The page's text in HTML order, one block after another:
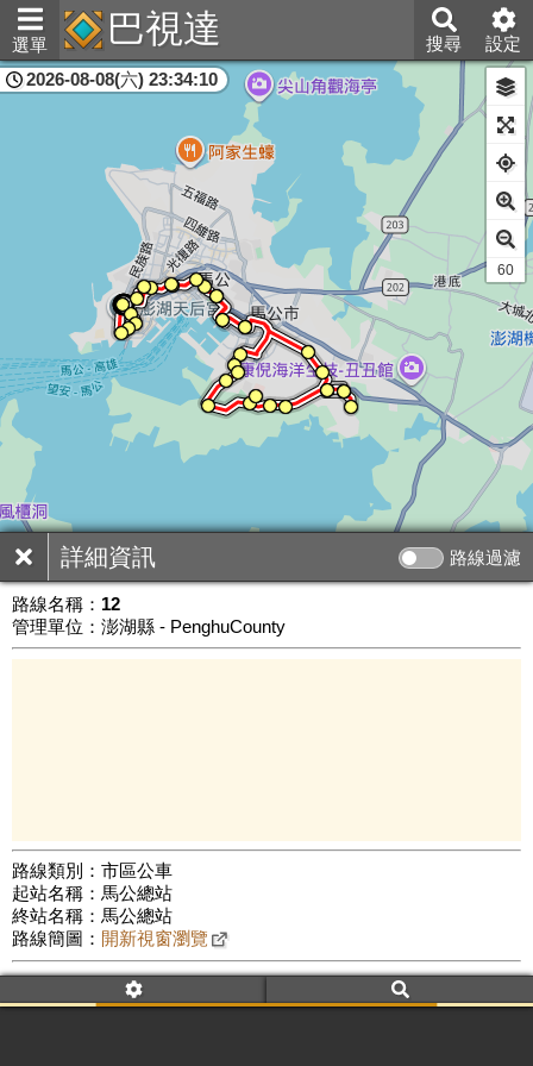
選單 巴視達 搜尋 設定
詳細資訊 路線過濾
路線名稱： 12
管理單位：澎湖縣 - PenghuCounty
路線類別：市區公車
起站名稱：馬公總站
終站名稱：馬公總站
路線簡圖： 開新視窗瀏覽
附屬名稱：12
車頭描述：馬公
前寮[07:35]
澎湖縣
2026-08-08(六) 23:34:10
公車數量: 累計2230、上線1410
60